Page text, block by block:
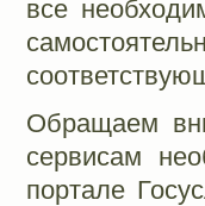
все
Обращаем
сервисам
портале